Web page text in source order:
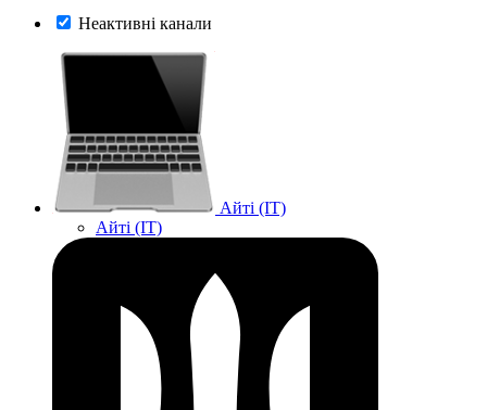
Неактивні канали
Айті (IT)
Айті (IT)